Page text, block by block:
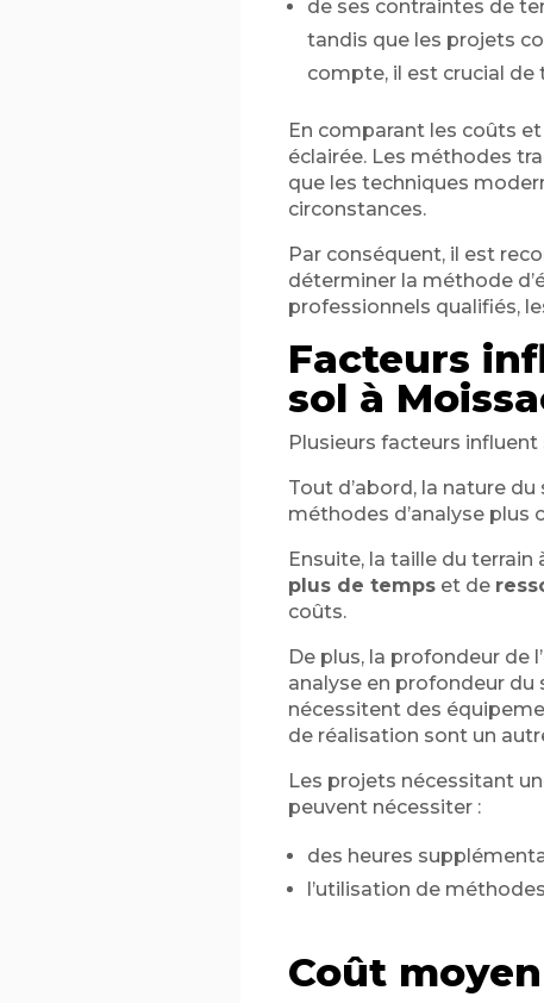
de ses contraintes de
tandis que les projets
compte, il est crucial de
En comparant les coûts
éclairée. Les méthodes
que les techniques
circonstances.
Par conséquent, il est
déterminer la méthode
professionnels qualifiés,
Facteurs
sol à
Plusieurs facteurs influent
Tout d’abord, la nature
méthodes d’analyse plus
Ensuite, la taille du
plus de tempset de
coûts.
De plus, la profondeur de
analyse en profondeur
nécessitent des
de réalisation sont un
Les projets nécessitant
peuvent nécessiter :
des heures
l’utilisation de
Coût